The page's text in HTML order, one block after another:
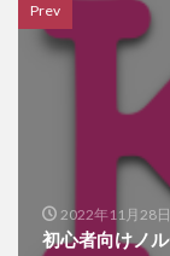
Prev
2022年11月28日
初心者向けノ